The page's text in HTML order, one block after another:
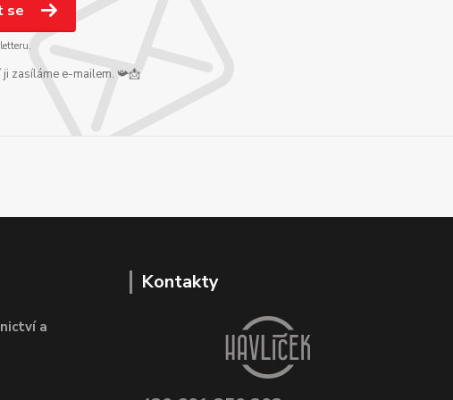
se
zasíláme e-mailem. 📯📩
a
Kontakty